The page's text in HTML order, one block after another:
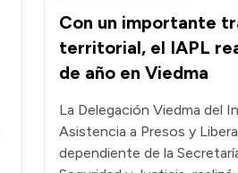
Con un importante
territorial, el IAPL
de año en Viedma
La Delegación Viedma del
Asistencia a Presos y
dependiente de la